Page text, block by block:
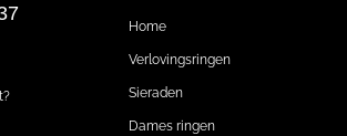
Home
Verlovingsringen
Sieraden
Dames ringen